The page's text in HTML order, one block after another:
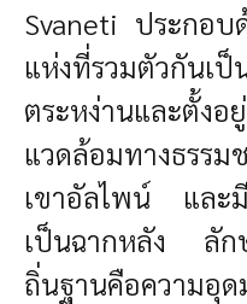
Svaneti ประกอ
แห่งที่รวมตัวกันเ
ตระหง่านและตั้
แวดล้อมทางธรรม
เขาอัลไพน์ และ
เป็นฉากหลัง ลัก
ถิ่นฐานคือความอุ